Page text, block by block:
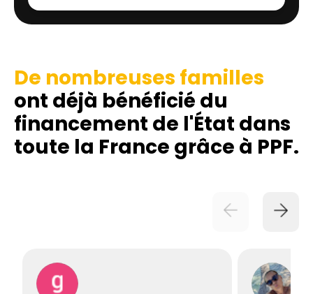
De nombreuses familles
ont déjà bénéficié du
financement de l'État dans
toute la France grâce à PPF.